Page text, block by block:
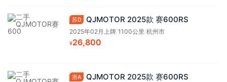
苏D QJMOTOR 2025款 赛600RS
2025年02月上牌/1100公里 /杭州市
¥26,800
浙A QJMOTOR 2025款 赛600RS